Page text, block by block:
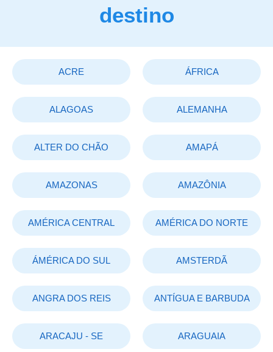
destino
ACRE ÁFRICA
ALAGOAS ALEMANHA
ALTER DO CHÃO AMAPÁ
AMAZONAS AMAZÔNIA
AMÉRICA CENTRAL AMÉRICA DO NORTE
ÁMÉRICA DO SUL AMSTERDÃ
ANGRA DOS REIS ANTÍGUA E BARBUDA
ARACAJU - SE ARAGUAIA